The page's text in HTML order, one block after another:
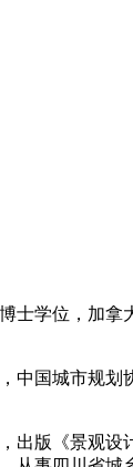
士学位，加拿
中国城市规划
版《景观设